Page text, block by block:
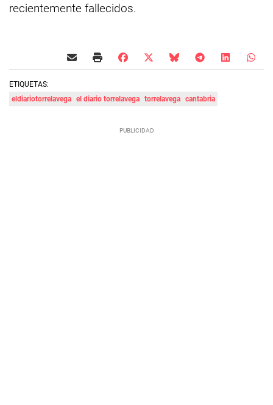
recientemente fallecidos.
ETIQUETAS:
eldiariotorrelavega el diario torrelavega torrelavega cantabria